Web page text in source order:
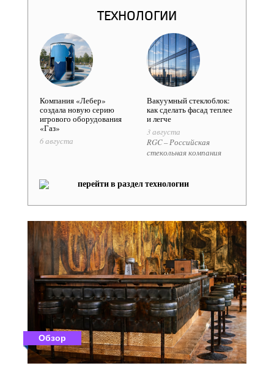
ТЕХНОЛОГИИ
​Компания «Лебер»
создала новую серию
игрового оборудования
«Газ»
6 августа
Вакуумный стеклоблок:
как сделать фасад теплее
и легче
3 августа
RGC – Российская
стекольная компания
перейти в раздел технологии
Обзор